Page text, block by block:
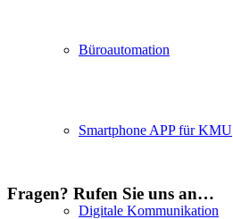
Büroautomation
Smartphone APP für KMU
Digitale Kommunikation
Fragen? Rufen Sie uns an…